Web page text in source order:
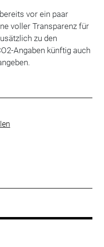
vor ein paar
voller Transparenz für
zu den
Angaben künftig auch